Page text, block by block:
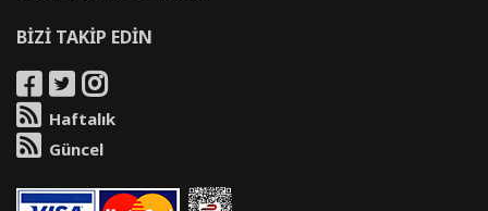
BİZİ TAKİP EDİN
Haftalık
Güncel